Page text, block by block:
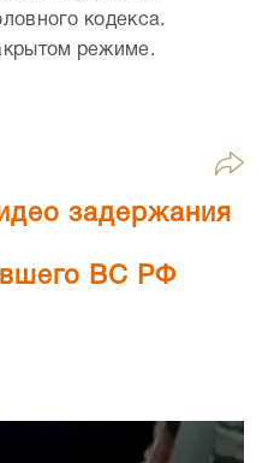
кодекса.
режиме.
задержания
ВС РФ